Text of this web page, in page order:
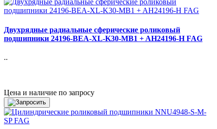
Двухрядные радиальные сферические роликовый
подшипники 24196-BEA-XL-K30-MB1 + AH24196-H FAG
..
Цена и наличие по запросу